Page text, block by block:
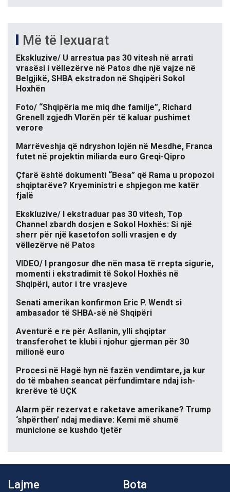
Më të lexuarat
Ekskluzive/ U arrestua pas 30 vitesh në arrati
vrasësi i vëllezërve në Patos dhe një vajze në
Belgjikë, SHBA ekstradon në Shqipëri Sokol
Hoxhën
Foto/ “Shqipëria me miq dhe familje”, Richard
Grenell zgjedh Vlorën për të kaluar pushimet
verore
Marrëveshja që ndryshon lojën në Mesdhe, Franca
futet në projektin miliarda euro Greqi-Qipro
Çfarë është dokumenti “Besa” që Rama u propozoi
shqiptarëve? Kryeministri e shpjegon me katër
fjalë
Ekskluzive/ I ekstraduar pas 30 vitesh, Top
Channel zbardh dosjen e Sokol Hoxhës: Si një
sherr për një kasetofon solli vrasjen e dy
vëllezërve në Patos
VIDEO/ I prangosur dhe nën masa të rrepta sigurie,
momenti i ekstradimit të Sokol Hoxhës në
Shqipëri, autor i tre vrasjeve
Senati amerikan konfirmon Eric P. Wendt si
ambasador të SHBA-së në Shqipëri
Aventurë e re për Asllanin, ylli shqiptar
transferohet te klubi i njohur gjerman për 30
milionë euro
Procesi në Hagë hyn në fazën vendimtare, ja kur
do të mbahen seancat përfundimtare ndaj ish-
krerëve të UÇK
Alarm për rezervat e raketave amerikane? Trump
‘shpërthen’ ndaj mediave: Kemi më shumë
municione se kushdo tjetër
Lajme Bota